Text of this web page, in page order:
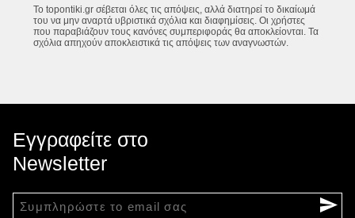
Το topontiki.gr σέβεται όλες τις απόψεις, αλλά διατηρεί το δικαίωμά
του να μην αναρτά υβριστικά σχόλια και διαφημίσεις. Οι χρήστες
που παραβιάζουν τους κανόνες συμπεριφοράς θα αποκλείονται. Τα
σχόλια απηχούν αποκλειστικά τις απόψεις των αναγνωστών.
Εγγραφείτε στο
Newsletter